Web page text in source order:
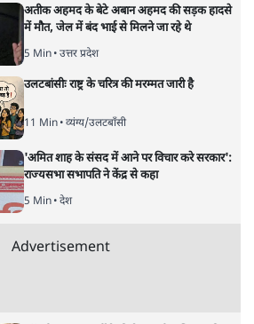
अतीक अहमद के बेटे अबान अहमद की सड़क हादसे
में मौत, जेल में बंद भाई से मिलने जा रहे थे
5 Min• उत्तर प्रदेश
उलटबांसीः राष्ट्र के चरित्र की मरम्मत जारी है
11 Min• व्यंग्य/उलटबाँसी
'अमित शाह के संसद में आने पर विचार करे सरकार':
राज्यसभा सभापति ने केंद्र से कहा
5 Min• देश
Advertisement